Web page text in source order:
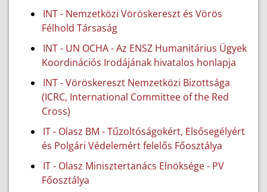
INT - Nemzetközi Vöröskereszt és Vörös
Félhold Társaság
INT - UN OCHA - Az ENSZ Humanitárius Ügyek
Koordinációs Irodájának hivatalos honlapja
INT - Vöröskereszt Nemzetközi Bizottsága
(ICRC, International Committee of the Red
Cross)
IT - Olasz BM - Tűzoltóságokért, Elsősegélyért
és Polgári Védelemért felelős Főosztálya
IT - Olasz Minisztertanács Elnöksége - PV
Főosztálya